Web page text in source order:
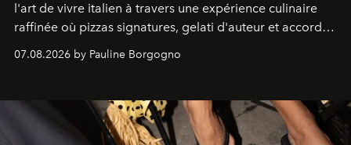
l'art de vivre italien à travers une expérience culinaire
raffinée où pizzas signatures, gelati d'auteur et accords
d'exception composent un véritable voyage sensoriel.
07.08.2026 by Pauline Borgogno